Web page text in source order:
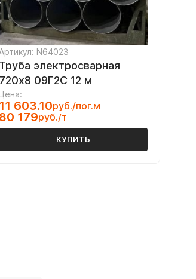
Артикул: N64023
Труба электросварная
720х8 09Г2С 12 м
Цена:
11 603.10руб./пог.м
80 179руб./т
КУПИТЬ